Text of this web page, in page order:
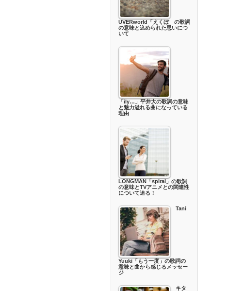
UVERworld「えくぼ」の歌詞
の意味と込められた思いにつ
いて
「ily…」平井大の歌詞の意味
と魅力溢れる曲になっている
理由
LONGMAN「spiral」の歌詞
の意味とTVアニメとの関連性
について迫る！
Tani
Yuuki「もう一度」の歌詞の
意味と曲から感じるメッセー
ジ
キタ